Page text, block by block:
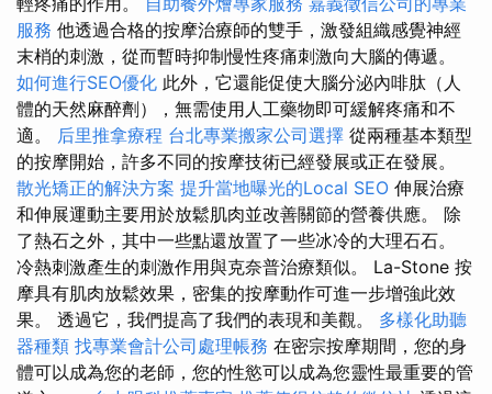
服務 他透過合格的按摩治療師的雙手，激發組織感覺神經
末梢的刺激，從而暫時抑制慢性疼痛刺激向大腦的傳遞。
如何進行SEO優化 此外，它還能促使大腦分泌內啡肽（人
體的天然麻醉劑），無需使用人工藥物即可緩解疼痛和不
適。 后里推拿療程 台北專業搬家公司選擇 從兩種基本類型
的按摩開始，許多不同的按摩技術已經發展或正在發展。
散光矯正的解決方案 提升當地曝光的Local SEO 伸展治療
和伸展運動主要用於放鬆肌肉並改善關節的營養供應。 除
了熱石之外，其中一些點還放置了一些冰冷的大理石石。
冷熱刺激產生的刺激作用與克奈普治療類似。 La-Stone 按
摩具有肌肉放鬆效果，密集的按摩動作可進一步增強此效
果。 透過它，我們提高了我們的表現和美觀。 多樣化助聽
器種類 找專業會計公司處理帳務 在密宗按摩期間，您的身
體可以成為您的老師，您的性慾可以成為您靈性最重要的管